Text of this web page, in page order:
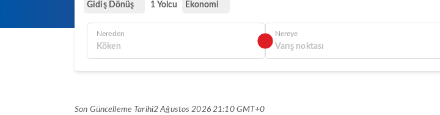
Gidiş Dönüş 1 Yolcu Ekonomi
Nereden Nereye
Son Güncelleme Tarihi2 Ağustos 2026 21:10 GMT+0